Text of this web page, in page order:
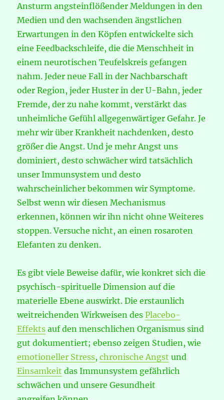
Ansturm angsteinflößender Meldungen in den
Medien und den wachsenden ängstlichen
Erwartungen in den Köpfen entwickelte sich
eine Feedbackschleife, die die Menschheit in
einem neurotischen Teufelskreis gefangen
nahm. Jeder neue Fall in der Nachbarschaft
oder Region, jeder Huster in der U-Bahn, jeder
Fremde, der zu nahe kommt, verstärkt das
unheimliche Gefühl allgegenwärtiger Gefahr. Je
mehr wir über Krankheit nachdenken, desto
größer die Angst. Und je mehr Angst uns
dominiert, desto schwächer wird tatsächlich
unser Immunsystem und desto
wahrscheinlicher bekommen wir Symptome.
Selbst wenn wir diesen Mechanismus
erkennen, können wir ihn nicht ohne Weiteres
stoppen. Versuche nicht, an einen rosaroten
Elefanten zu denken.
Es gibt viele Beweise dafür, wie konkret sich die
psychisch-spirituelle Dimension auf die
materielle Ebene auswirkt. Die erstaunlich
weitreichenden Wirkweisen desPlacebo-
Effekts auf den menschlichen Organismus sind
gut dokumentiert; ebenso zeigen Studien, wie
emotioneller Stress,chronische Angst und
Einsamkeit das Immunsystem gefährlich
schwächen und unsere Gesundheit